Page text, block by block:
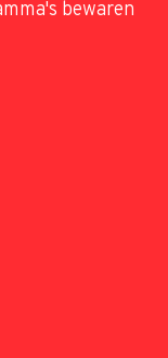
bewaren